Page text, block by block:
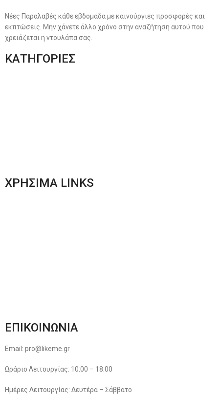
Νέες Παραλαβές κάθε εβδομάδα με καινούργιες προσφορές και
εκπτώσεις. Μην χάνετε άλλο χρόνο στην αναζήτηση αυτού που
χρειάζεται η ντουλάπα σας.
ΚΑΤΗΓΟΡΙΕΣ
ΧΡΗΣΙΜΑ LINKS
ΕΠΙΚΟΙΝΩΝΙΑ
Email: pro@likeme.gr
Ωράριο Λειτουργίας: 10:00 – 18:00
Ημέρες Λειτουργίας: Δευτέρα – Σάββατο